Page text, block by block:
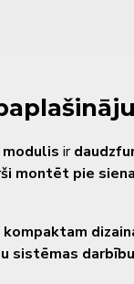
modulis ir
montēt pie
sistēmas darbību